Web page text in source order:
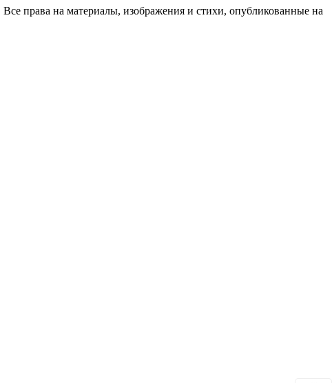
права на материалы, изображения и стихи, опубликованные на